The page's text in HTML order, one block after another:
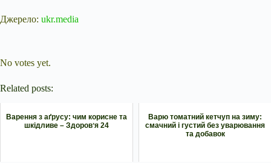
Джерело: ukr.media
No votes yet.
Related posts:
Варення з аґрусу: чим корисне та
шкідливе – Здоровʼя 24
Варю томатний кетчуп на зиму:
смачний і густий без уварювання
та добавок